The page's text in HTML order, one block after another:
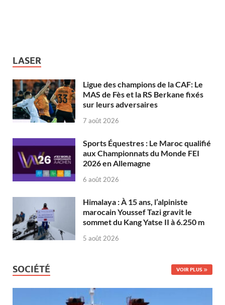
LASER
Ligue des champions de la CAF: Le
MAS de Fès et la RS Berkane fixés
sur leurs adversaires
7 août 2026
Sports Équestres : Le Maroc qualifié
aux Championnats du Monde FEI
2026 en Allemagne
6 août 2026
Himalaya : À 15 ans, l’alpiniste
marocain Youssef Tazi gravit le
sommet du Kang Yatse II à 6.250 m
5 août 2026
SOCIÉTÉ VOIR PLUS